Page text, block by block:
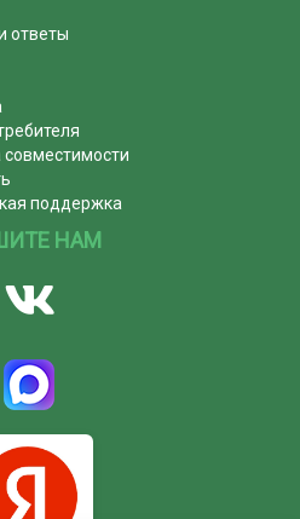
ответы
совместимости
поддержка
НАМ